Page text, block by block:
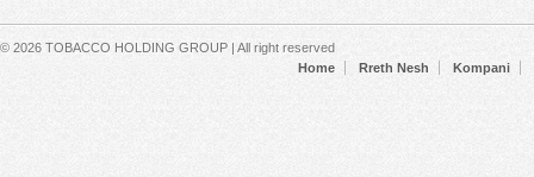
© 2026 TOBACCO HOLDING GROUP | All right reserved
Secondary menu
Home Rreth Nesh Kompani